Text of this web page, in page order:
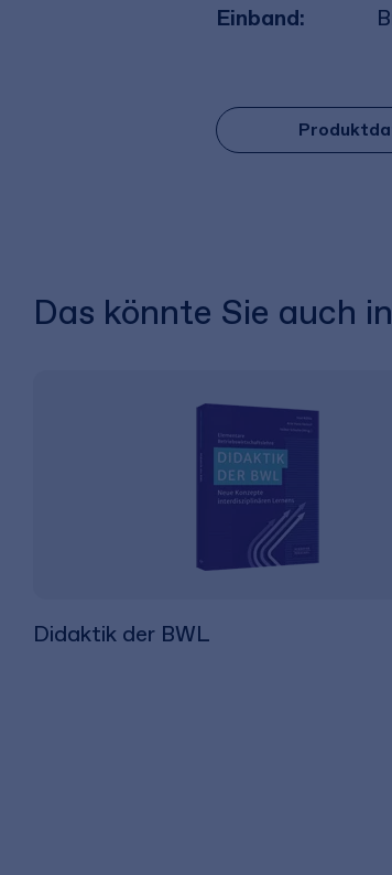
Einband:
Das könnte Sie auch
Didaktik der BWL